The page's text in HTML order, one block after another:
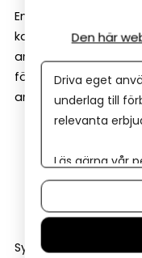
En lite mindre känd
kallade
användas för att
företaget satsar fullt
användas till att:
göra
testa teknik eller
ta fram en
Syftet är att minska
Den här
Driva eget
underlag till
relevanta
Läs gärna vår
Om du vill